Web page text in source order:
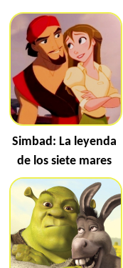
Simbad: La leyenda
de los siete mares